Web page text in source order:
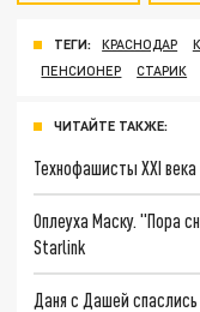
ТЕГИ: КРАСНОДАР
ПЕНСИОНЕР
СТАРИК
ЧИТАЙТЕ ТАКЖЕ:
Технофашисты XXI века
Оплеуха Маску. "Пора
Starlink
Даня с Дашей